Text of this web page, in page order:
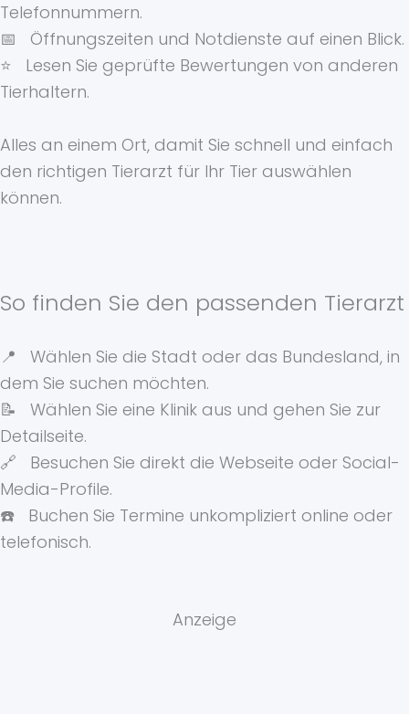
Telefonnummern.
📅 Öffnungszeiten und Notdienste auf einen Blick.
⭐ Lesen Sie geprüfte Bewertungen von anderen
Tierhaltern.
Alles an einem Ort, damit Sie schnell und einfach
den richtigen Tierarzt für Ihr Tier auswählen
können.
So finden Sie den passenden Tierarzt
📍 Wählen Sie die Stadt oder das Bundesland, in
dem Sie suchen möchten.
📝 Wählen Sie eine Klinik aus und gehen Sie zur
Detailseite.
🔗 Besuchen Sie direkt die Webseite oder Social-
Media-Profile.
☎️ Buchen Sie Termine unkompliziert online oder
telefonisch.
Anzeige